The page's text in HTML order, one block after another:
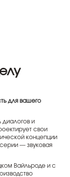
для вашего
диалогов и
свои
концепции
— звуковая
Вайльроде и с